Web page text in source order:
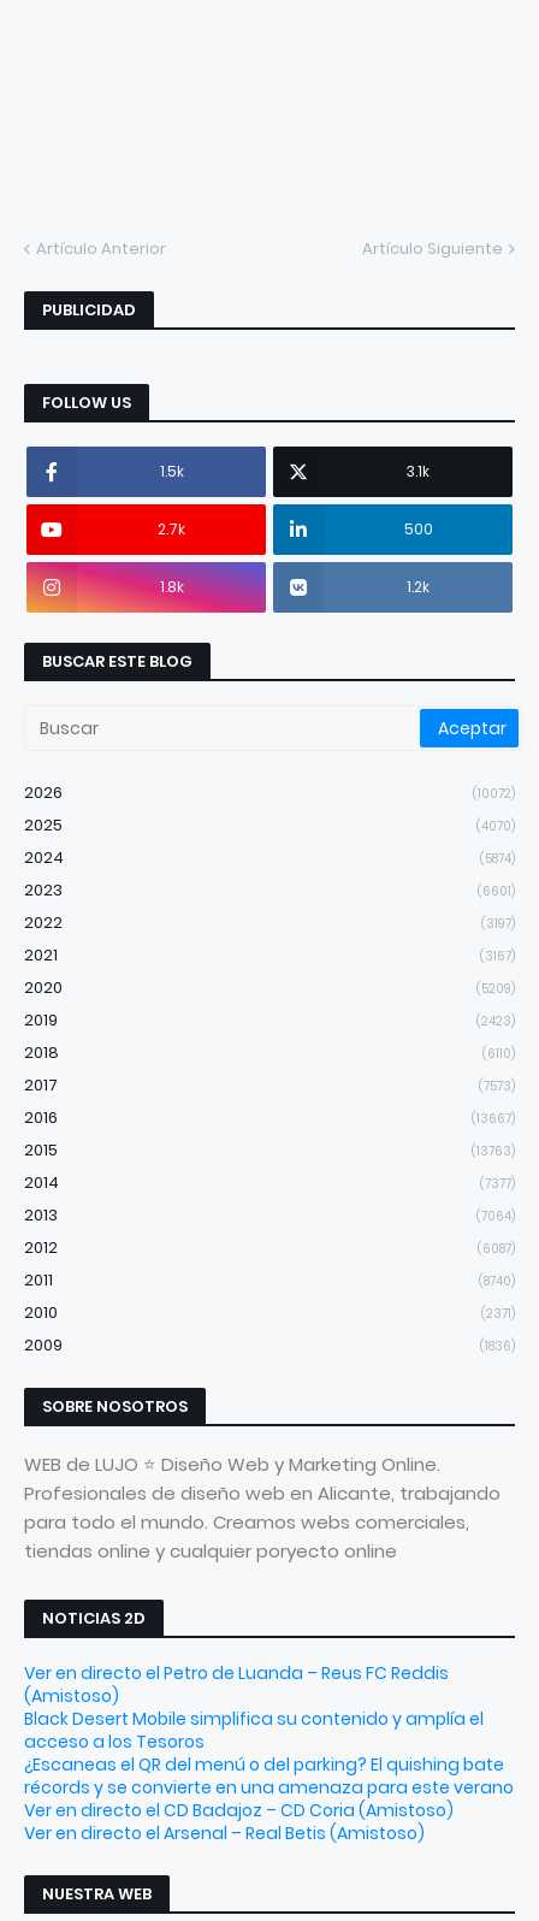
Artículo Anterior Artículo Siguiente
PUBLICIDAD
FOLLOW US
1.5k 3.1k
2.7k 500
1.8k 1.2k
BUSCAR ESTE BLOG
2026 (10072)
2025 (4070)
2024 (5874)
2023 (6601)
2022 (3197)
2021 (3167)
2020 (5209)
2019 (2423)
2018 (6110)
2017 (7573)
2016 (13667)
2015 (13763)
2014 (7377)
2013 (7064)
2012 (6087)
2011 (8740)
2010 (2371)
2009 (1836)
SOBRE NOSOTROS
WEB de LUJO ⭐ Diseño Web y Marketing Online.
Profesionales de diseño web en Alicante, trabajando
para todo el mundo. Creamos webs comerciales,
tiendas online y cualquier poryecto online
NOTICIAS 2D
Ver en directo el Petro de Luanda – Reus FC Reddis
(Amistoso)
Black Desert Mobile simplifica su contenido y amplía el
acceso a los Tesoros
¿Escaneas el QR del menú o del parking? El quishing bate
récords y se convierte en una amenaza para este verano
Ver en directo el CD Badajoz – CD Coria (Amistoso)
Ver en directo el Arsenal – Real Betis (Amistoso)
NUESTRA WEB